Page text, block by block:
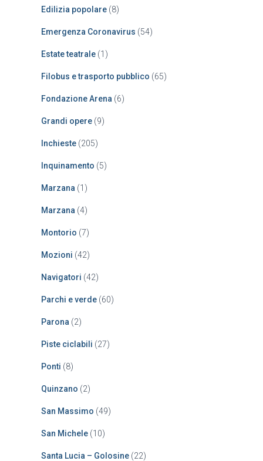
Edilizia popolare (8)
Emergenza Coronavirus (54)
Estate teatrale (1)
Filobus e trasporto pubblico (65)
Fondazione Arena (6)
Grandi opere (9)
Inchieste (205)
Inquinamento (5)
Marzana (1)
Marzana (4)
Montorio (7)
Mozioni (42)
Navigatori (42)
Parchi e verde (60)
Parona (2)
Piste ciclabili (27)
Ponti (8)
Quinzano (2)
San Massimo (49)
San Michele (10)
Santa Lucia – Golosine (22)